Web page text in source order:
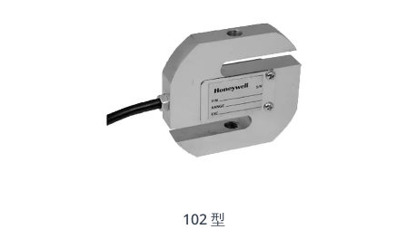
102 型